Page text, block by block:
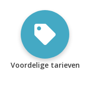
Voordelige tarieven